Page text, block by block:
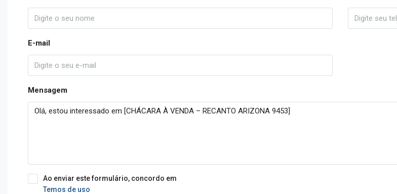
E-mail
Mensagem
Ao enviar este formulário, concordo em
Temos de uso